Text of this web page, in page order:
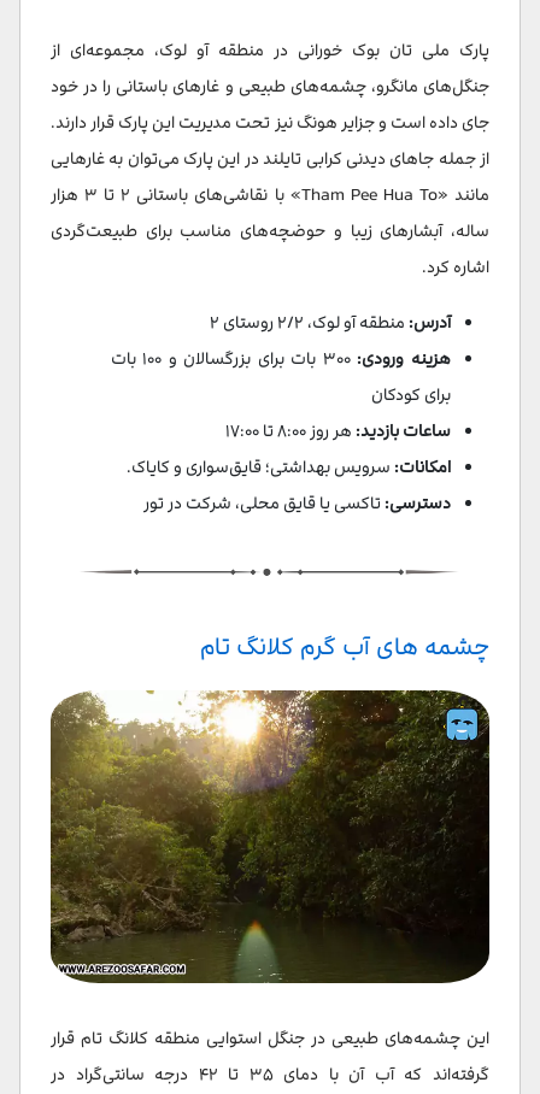
پارک ملی تان بوک خورانی در منطقه آو لوک، مجموعه‌ای از
جنگل‌های مانگرو، چشمه‌های طبیعی و غارهای باستانی را در خود
جای داده است و جزایر هونگ نیز تحت مدیریت این پارک قرار دارند.
از جمله جاهای دیدنی کرابی تایلند در این پارک می‌توان به غارهایی
مانند «Tham Pee Hua To» با نقاشی‌های باستانی ۲ تا ۳ هزار
ساله، آبشارهای زیبا و حوضچه‌های مناسب برای طبیعت‌گردی
اشاره کرد.
آدرس: منطقه آو لوک، ۲/۲ روستای ۲
هزینه ورودی:
۳۰۰ بات برای بزرگسالان و ۱۰۰ بات
برای کودکان
ساعات بازدید: هر روز ۸:۰۰ تا ۱۷:۰۰
امکانات: سرویس بهداشتی؛ قایق‌سواری و کایاک.
دسترسی: تاکسی یا قایق محلی، شرکت در تور
چشمه‌ های آب‌ گرم کلانگ تام
این چشمه‌های طبیعی در جنگل استوایی منطقه کلانگ تام قرار
گرفته‌اند که آب آن با دمای ۳۵ تا ۴۲ درجه سانتی‌گراد در